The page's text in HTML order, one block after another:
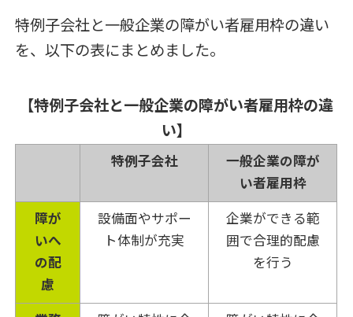
特例子会社と一般企業の障がい者雇用枠の違い
を、以下の表にまとめました。
【特例子会社と一般企業の障がい者雇用枠の違
い】
特例子会社
一般企業の障が
い者雇用枠
障が
いへ
の配
慮
設備面やサポー
ト体制が充実
企業ができる範
囲で合理的配慮
を行う